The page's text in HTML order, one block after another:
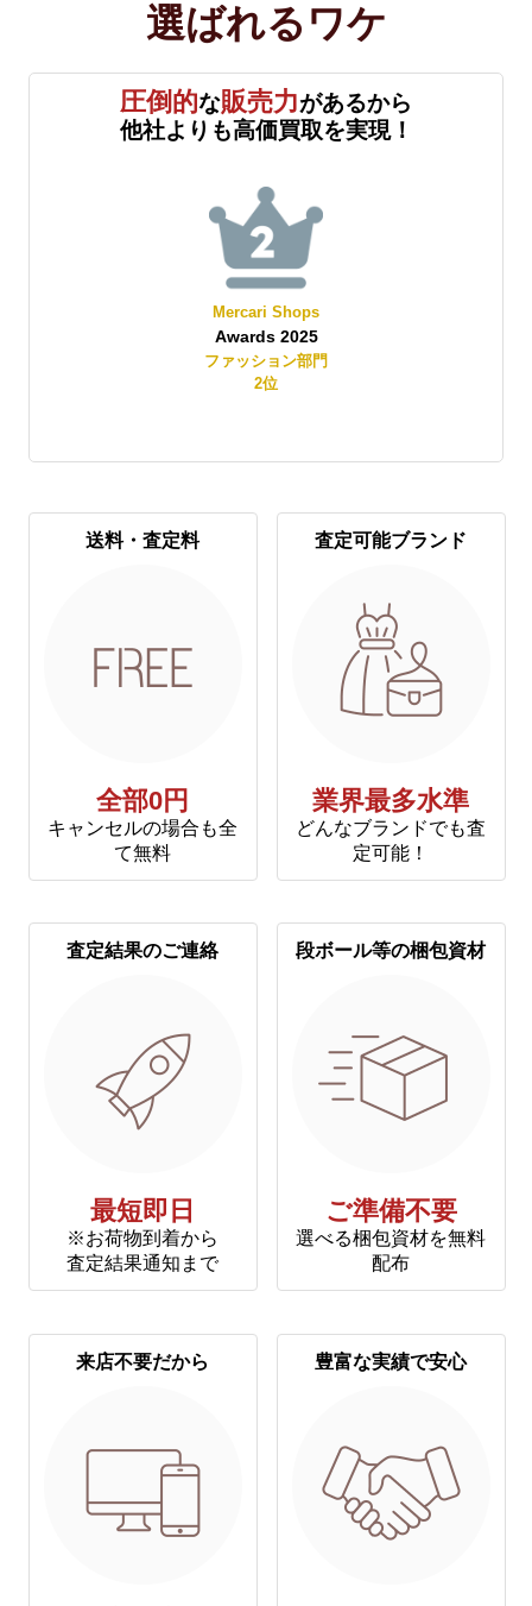
選ばれる ワケ
圧倒的な販売力があるから
他社よりも高価買取を実現！
Yahoo!オークション
Best Store Awards 2025
レディースファッション部門
2位
送料・査定料
全部0円
キャンセルの場合も全
て無料
査定可能ブランド
業界最多水準
どんなブランドでも査
定可能！
査定結果のご連絡
最短即日
※お荷物到着から
査定結果通知まで
段ボール等の梱包資材
ご準備不要
選べる梱包資材を無料
配布
来店不要だから 豊富な実績で安心